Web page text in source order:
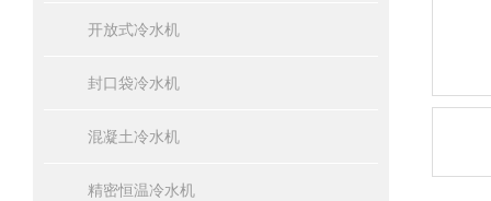
开放式冷水机
封口袋冷水机
混凝土冷水机
精密恒温冷水机